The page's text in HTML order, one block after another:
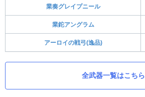
業奏グレイプニール
業鉈アングラム
アーロイの戦弓(逸品)
全武器一覧はこちら